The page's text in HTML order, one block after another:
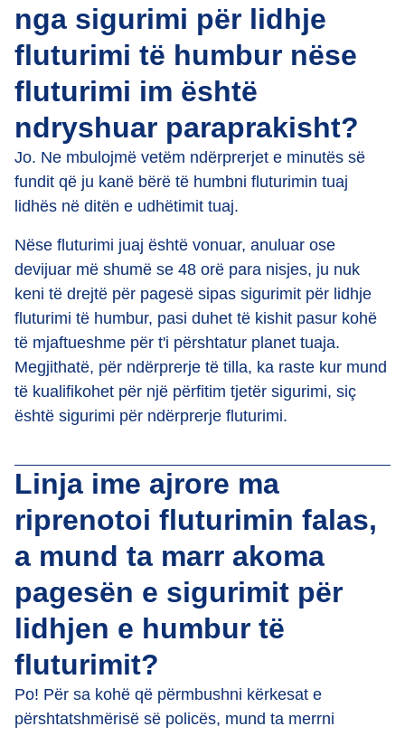
nga sigurimi për lidhje
fluturimi të humbur nëse
fluturimi im është
ndryshuar paraprakisht?
Jo. Ne mbulojmë vetëm ndërprerjet e minutës së
fundit që ju kanë bërë të humbni fluturimin tuaj
lidhës në ditën e udhëtimit tuaj.
Nëse fluturimi juaj është vonuar, anuluar ose
devijuar më shumë se 48 orë para nisjes, ju nuk
keni të drejtë për pagesë sipas sigurimit për lidhje
fluturimi të humbur, pasi duhet të kishit pasur kohë
të mjaftueshme për t'i përshtatur planet tuaja.
Megjithatë, për ndërprerje të tilla, ka raste kur mund
të kualifikohet për një përfitim tjetër sigurimi, siç
është sigurimi për ndërprerje fluturimi.
Linja ime ajrore ma
riprenotoi fluturimin falas,
a mund ta marr akoma
pagesën e sigurimit për
lidhjen e humbur të
fluturimit?
Po! Për sa kohë që përmbushni kërkesat e
përshtatshmërisë së policës, mund ta merrni